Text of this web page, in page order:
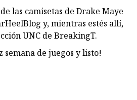
las camisetas de Drake Maye
y, mientras estés allí,
UNC de BreakingT.
semana de juegos y listo!